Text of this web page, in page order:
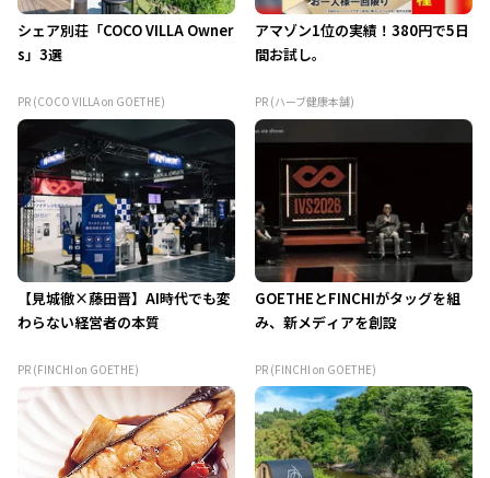
シェア別荘「COCO VILLA Owner
s」3選
PR (COCO VILLA on GOETHE)
アマゾン1位の実績！380円で5日
間お試し。
PR (ハーブ健康本舗)
【見城徹×藤田晋】AI時代でも変
わらない経営者の本質
PR (FINCHI on GOETHE)
GOETHEとFINCHIがタッグを組
み、新メディアを創設
PR (FINCHI on GOETHE)